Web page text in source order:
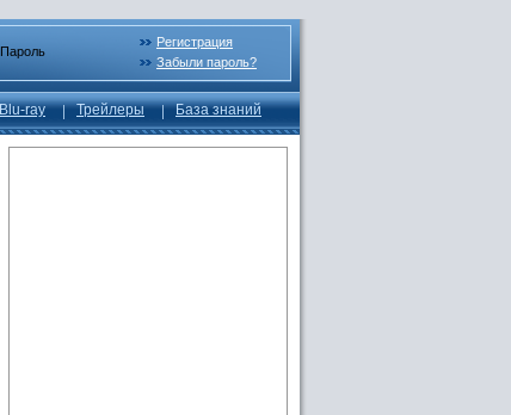
Пароль
Регистрация
Забыли пароль?
ray Трейлеры База знаний